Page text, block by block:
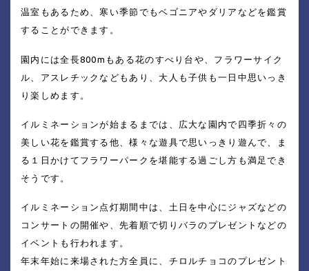
温室もあるため、寒い季節でもベゴニアやダリアなどを鑑賞
することができます。
園内には全長800mもある花のすべり台や、フラワーサイク
ル、アスレチックなどもあり、大人も子供も一日中思いっき
り楽しめます。
イルミネーションが始まるまでは、広大な園内で四季折々の
美しい花を鑑賞する他、様々な遊具で思いっきり遊んで、ま
る１日かけてフラワーパークを堪能する過ごし方も満足でき
そうです。
イルミネーション点灯期間中は、土日を中心にジャズなどの
コンサートの開催や、先着順で切りバラのプレゼントなどの
イベントも行われます。
年末年始に来場された方全員に、チロルチョコのプレゼント